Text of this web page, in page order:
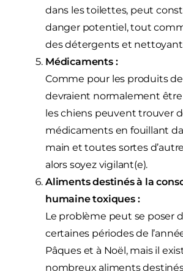
dans les toilettes, peut
danger potentiel, tout
des détergents et
Médicaments :
Comme pour les produits
devraient normalement être
les chiens peuvent trouver
médicaments en fouillant
main et toutes sortes
alors soyez vigilant(e).
Aliments destinés à la
humaine toxiques :
Le problème peut se poser
certaines périodes de
Pâques et à Noël, mais il
nombreux aliments